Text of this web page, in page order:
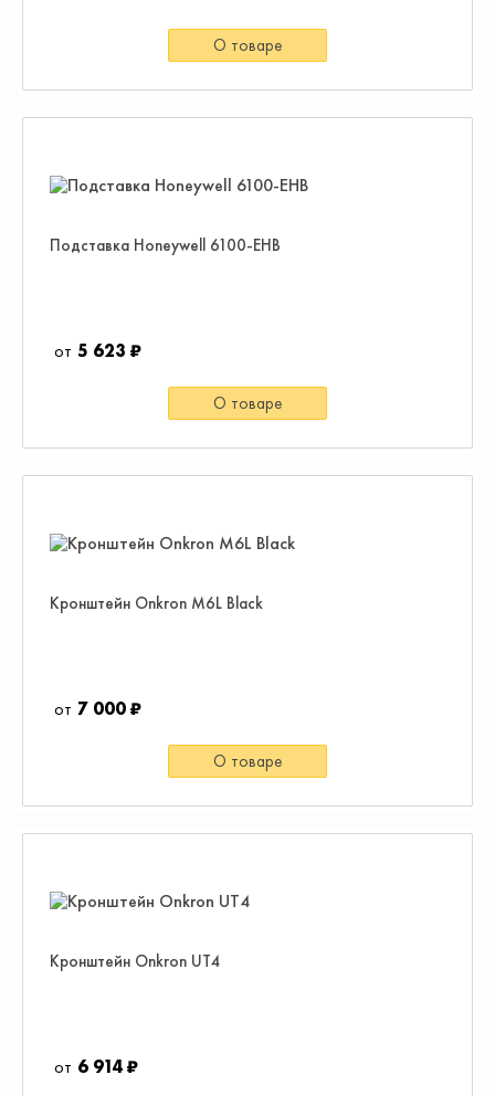
О товаре
Подставка Honeywell 6100-EHB
5 623 ₽
О товаре
Кронштейн Onkron M6L Black
7 000 ₽
О товаре
Кронштейн Onkron UT4
6 914 ₽